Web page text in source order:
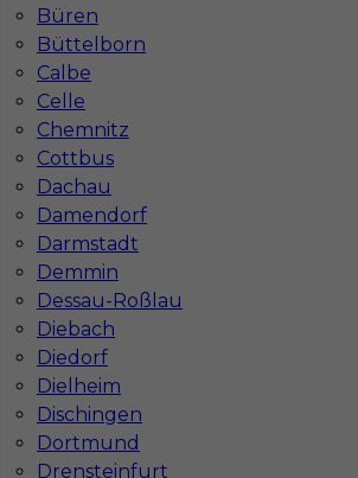
Büren
Büttelborn
Calbe
Celle
Chemnitz
Cottbus
Dachau
Damendorf
Darmstadt
Demmin
Dessau-Roßlau
Diebach
Diedorf
Dielheim
Dischingen
Dortmund
Drensteinfurt
InServ © 2014 – 2026 | Wszelkie prawa
Witryna korzysta z ciasteczek